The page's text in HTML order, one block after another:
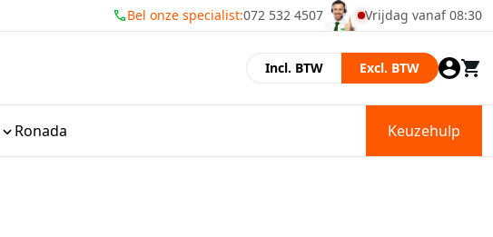
Bel onze specialist:072 532 4507
Momenteel zijn wij
Vrijdag vanaf 08:30
Incl. BTW Excl. BTW
Ronada Keuzehulp